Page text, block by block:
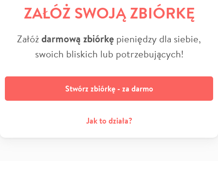
ZAŁÓŻ SWOJĄ ZBIÓRKĘ
Załóżdarmową zbiórkę pieniędzy dla siebie,
swoich bliskich lub potrzebujących!
Stwórz zbiórkę - za darmo
Jak to działa?